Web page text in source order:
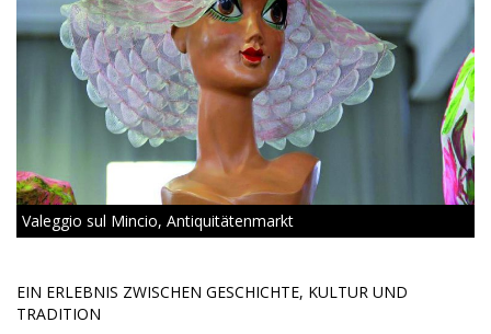
Valeggio sul Mincio, Antiquitätenmarkt
EIN ERLEBNIS ZWISCHEN GESCHICHTE, KULTUR UND
TRADITION